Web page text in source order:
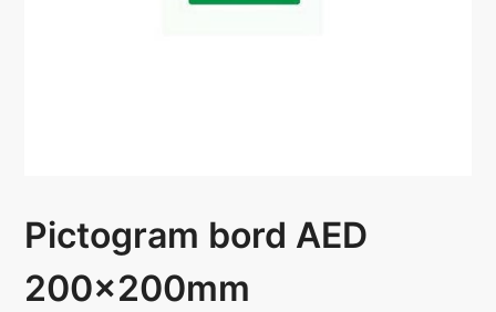
Pictogram bord AED
200x200mm